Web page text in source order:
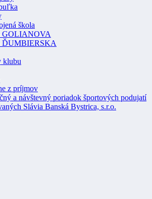
škola
GOLIANOVA
ĎUMBIERSKA
klubu
z príjmov
a návštevný poriadok športových podujatí
Slávia Banská Bystrica, s.r.o.